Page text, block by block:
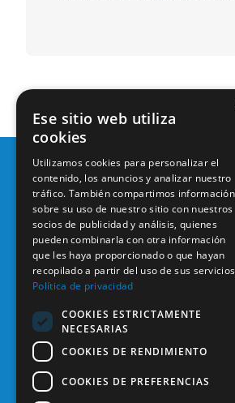
C/ Mauricio Legendre, 38
28046 Madrid
91 561 29 05
Ese sitio web utiliza
cookies
Utilizamos cookies para personalizar el
contenido, los anuncios y analizar nuestro
tráfico. También compartimos información
sobre su uso de nuestro sitio con nuestros
socios de publicidad y análisis, quienes
pueden combinarla con otra información
que les haya proporcionado o que hayan
recopilado a partir del uso de sus
Política de privacidad
COOKIES ESTRICTAMENTE
NECESARIAS
COOKIES DE RENDIMIENTO
COOKIES DE PREFERENCIAS